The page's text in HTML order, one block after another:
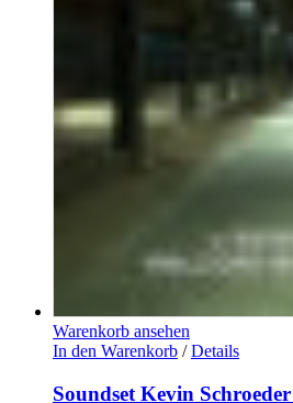
Warenkorb ansehen
In den Warenkorb / Details
Soundset Kevin